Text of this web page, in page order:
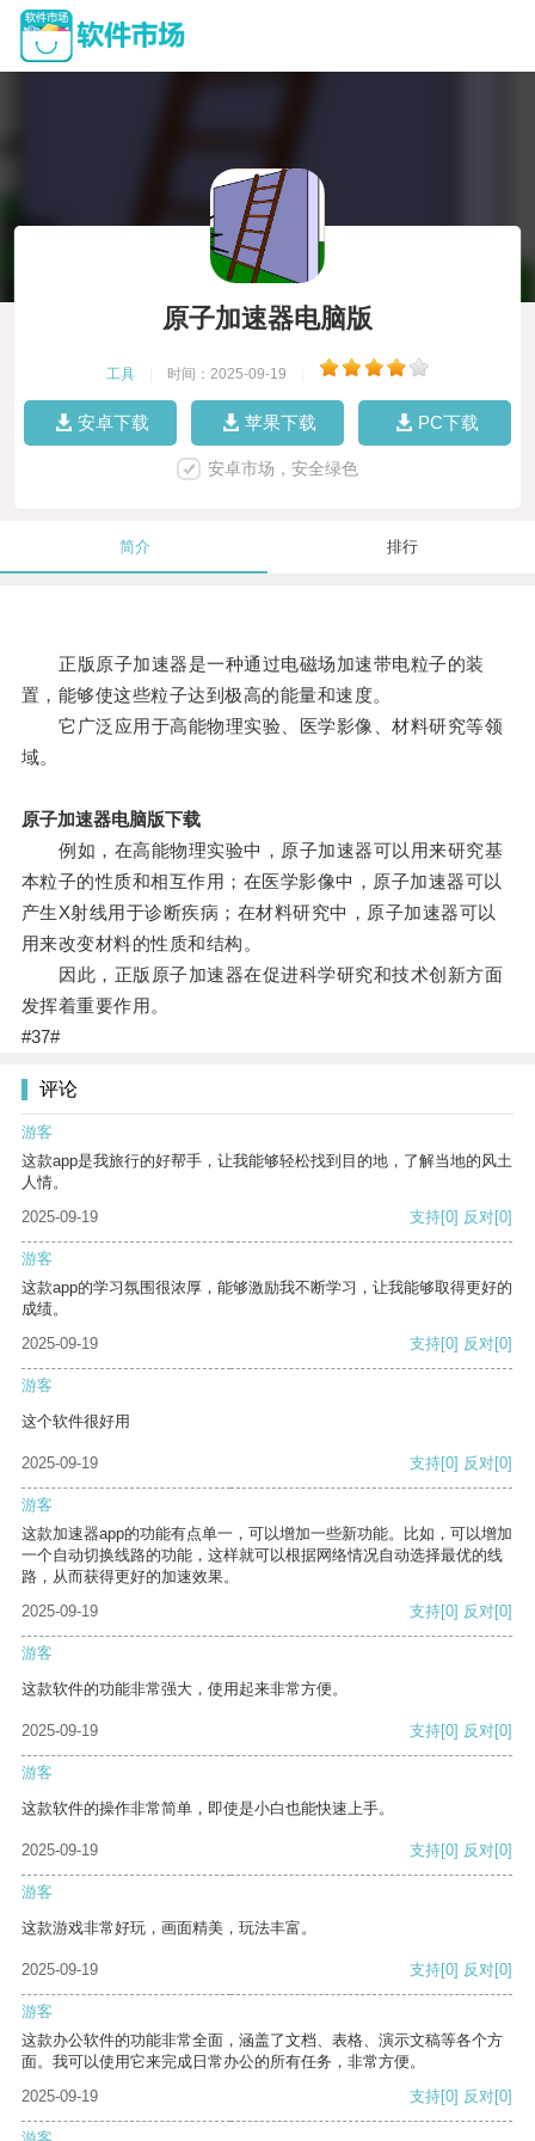
原子加速器电脑版
工具 时间：2025-09-19
安卓下载 苹果下载 PC下载
安卓市场，安全绿色
简介 排行
正版原子加速器是一种通过电磁场加速带电粒子的装
置，能够使这些粒子达到极高的能量和速度。
它广泛应用于高能物理实验、医学影像、材料研究等领
域。
原子加速器电脑版下载
例如，在高能物理实验中，原子加速器可以用来研究基
本粒子的性质和相互作用；在医学影像中，原子加速器可以
产生X射线用于诊断疾病；在材料研究中，原子加速器可以
用来改变材料的性质和结构。
因此，正版原子加速器在促进科学研究和技术创新方面
发挥着重要作用。
#37#
评论
游客
这款app是我旅行的好帮手，让我能够轻松找到目的地，了解当地的风土
人情。
2025-09-19
支持[0] 反对[0]
游客
这款app的学习氛围很浓厚，能够激励我不断学习，让我能够取得更好的
成绩。
2025-09-19
支持[0] 反对[0]
游客
这个软件很好用
2025-09-19 支持[0] 反对[0]
游客
这款加速器app的功能有点单一，可以增加一些新功能。比如，可以增加
一个自动切换线路的功能，这样就可以根据网络情况自动选择最优的线
路，从而获得更好的加速效果。
2025-09-19
支持[0] 反对[0]
游客
这款软件的功能非常强大，使用起来非常方便。
2025-09-19 支持[0] 反对[0]
游客
这款软件的操作非常简单，即使是小白也能快速上手。
2025-09-19 支持[0] 反对[0]
游客
这款游戏非常好玩，画面精美，玩法丰富。
2025-09-19 支持[0] 反对[0]
游客
这款办公软件的功能非常全面，涵盖了文档、表格、演示文稿等各个方
面。我可以使用它来完成日常办公的所有任务，非常方便。
2025-09-19
支持[0] 反对[0]